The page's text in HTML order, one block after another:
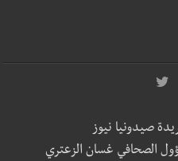
صيدونيا نيوز
الصحافي غسان الزعتري